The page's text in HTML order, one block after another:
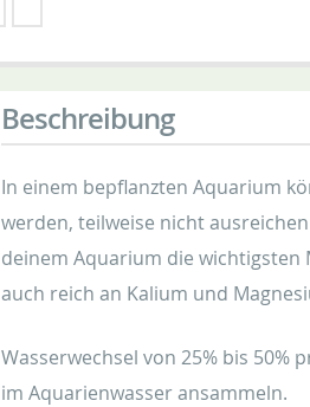
Beschreibung
In einem bepflanzten Aquarium
werden, teilweise nicht
deinem Aquarium die wichtigsten
auch reich an Kalium und
Wasserwechsel von 25% bis
im Aquarienwasser ansammeln.